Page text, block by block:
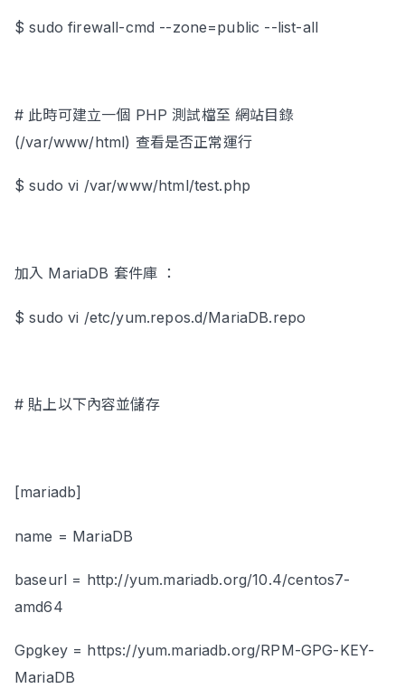
$ sudo firewall-cmd --zone=public --list-all
# 此時可建立一個 PHP 測試檔至 網站目錄
(/var/www/html) 查看是否正常運行
$ sudo vi /var/www/html/test.php
加入 MariaDB 套件庫 ：
$ sudo vi /etc/yum.repos.d/MariaDB.repo
# 貼上以下內容並儲存
[mariadb]
name = MariaDB
baseurl = http://yum.mariadb.org/10.4/centos7-
amd64
Gpgkey = https://yum.mariadb.org/RPM-GPG-KEY-
MariaDB